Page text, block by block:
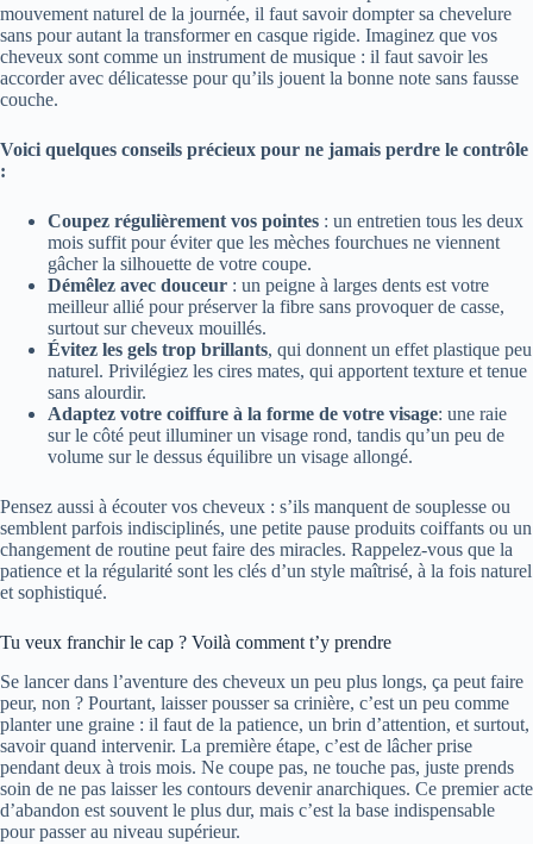
mouvement naturel de la journée, il faut savoir dompter sa chevelure
sans pour autant la transformer en casque rigide. Imaginez que vos
cheveux sont comme un instrument de musique : il faut savoir les
accorder avec délicatesse pour qu’ils jouent la bonne note sans fausse
couche.
Voici quelques conseils précieux pour ne jamais perdre le contrôle
:
Coupez régulièrement vos pointes : un entretien tous les deux
mois suffit pour éviter que les mèches fourchues ne viennent
gâcher la silhouette de votre coupe.
Démêlez avec douceur : un peigne à larges dents est votre
meilleur allié pour préserver la fibre sans provoquer de casse,
surtout sur cheveux mouillés.
Évitez les gels trop brillants, qui donnent un effet plastique peu
naturel. Privilégiez les cires mates, qui apportent texture et tenue
sans alourdir.
Adaptez votre coiffure à la forme de votre visage: une raie
sur le côté peut illuminer un visage rond, tandis qu’un peu de
volume sur le dessus équilibre un visage allongé.
Pensez aussi à écouter vos cheveux : s’ils manquent de souplesse ou
semblent parfois indisciplinés, une petite pause produits coiffants ou un
changement de routine peut faire des miracles. Rappelez-vous que la
patience et la régularité sont les clés d’un style maîtrisé, à la fois naturel
et sophistiqué.
Tu veux franchir le cap ? Voilà comment t’y prendre
Se lancer dans l’aventure des cheveux un peu plus longs, ça peut faire
peur, non ? Pourtant, laisser pousser sa crinière, c’est un peu comme
planter une graine : il faut de la patience, un brin d’attention, et surtout,
savoir quand intervenir. La première étape, c’est de lâcher prise
pendant deux à trois mois. Ne coupe pas, ne touche pas, juste prends
soin de ne pas laisser les contours devenir anarchiques. Ce premier acte
d’abandon est souvent le plus dur, mais c’est la base indispensable
pour passer au niveau supérieur.